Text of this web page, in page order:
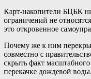
Карт-накопители БЦБК
ограничений не
это откровенное
Почему же к ним
совместно с
скрыть факт
перекачке дождевой воды.